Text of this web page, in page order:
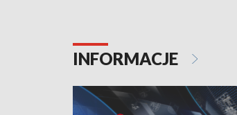
INFORMACJE